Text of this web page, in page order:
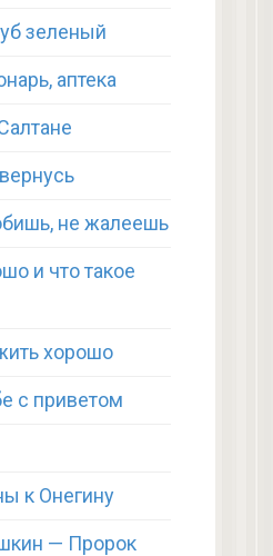
зеленый
аптека
не жалеешь
и что такое
хорошо
с приветом
к Онегину
— Пророк